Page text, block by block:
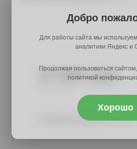
27489 руб.
Купить в
Добро
Для работы сайта мы
аналитики Яндекс и
Продолжая пользоваться
политикой
Хорошо